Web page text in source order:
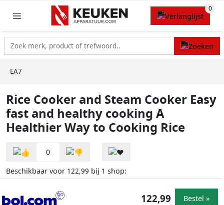
EA7
Rice Cooker and Steam Cooker Easy
fast and healthy cooking A
Healthier Way to Cooking Rice
0
Beschikbaar voor 122,99 bij 1 shop:
122,99 Bestel »